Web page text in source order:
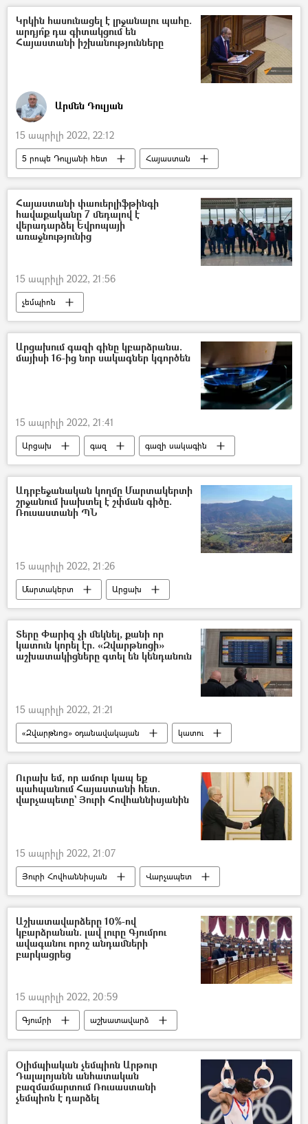
Դոնեցկ
Լուգանսկ
Կրկին հասունացել է լրջանալու պահը.
արդյո՞ք դա գիտակցում են
Հայաստանի իշխանությունները
Արմեն Դուլյան
15 ապրիլի 2022, 22:12
5 րոպե Դուլյանի հետ
Հայաստան
Արցախ
Լեռնային Ղարաբաղ
Իշխանություն
Ադրբեջան
Հայաստանի փաուերլիֆթինգի
հավաքականը 7 մեդալով է
վերադարձել Եվրոպայի
առաջնությունից
15 ապրիլի 2022, 21:56
չեմպիոն
Կրթության, գիտության, մշակույթի և սպորտի նախարարություն (ԿԳՄՍ)
մարզիկ
Արցախում գազի գինը կբարձրանա.
մայիսի 16-ից նոր սակագներ կգործեն
15 ապրիլի 2022, 21:41
Արցախ գազ
գազի սակագին
գնաճ
թանկացում
Ադրբեջանական կողմը Մարտակերտի
շրջանում խախտել է շփման գիծը.
Ռուսաստանի ՊՆ
15 ապրիլի 2022, 21:26
Մարտակերտ
Արցախ
Լեռնային Ղարաբաղ
Ռուսաստան
Ադրբեջան
Տերը Փարիզ չի մեկնել, քանի որ
կատուն կորել էր. «Զվարթնոցի»
աշխատակիցները գտել են կենդանուն
15 ապրիլի 2022, 21:21
«Զվարթնոց» օդանավակայան
կատու
Փարիզ
Ուրախ եմ, որ ամուր կապ եք
պահպանում Հայաստանի հետ.
վարչապետը` Յուրի Հովհաննիսյանին
15 ապրիլի 2022, 21:07
Յուրի Հովհաննիսյան
Վարչապետ
գիտնական
հայ
Աշխատավարձերը 10%-ով
կբարձրանան. լավ լուրը Գյումրու
ավագանու որոշ անդամների
բարկացրեց
15 ապրիլի 2022, 20:59
Գյումրի
աշխատավարձ
ավագանի
Օլիմպիական չեմպիոն Արթուր
Դալալոյանն անհատական
բազմամարտում Ռուսաստանի
չեմպիոն է դարձել